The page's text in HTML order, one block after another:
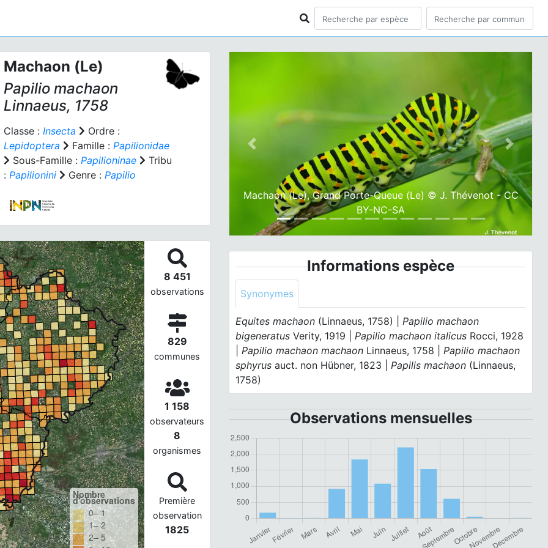
Machaon (Le)
Papilio machaon
Linnaeus, 1758
Classe : Insecta
Ordre :
Lepidoptera
Famille : Papilionidae
Sous-Famille : Papilioninae
Tribu
: Papilionini Genre : Papilio
Nombre
d'observations
0– 1
1– 2
2– 5
8 451
observations
829
communes
1 158
observateurs
8
organismes
Première
observation
1825
Machaon (Le), Grand Porte-Queue (Le) © J. Thévenot - CC
BY-NC-SA
Previous Next
Informations espèce
Synonymes
Equites machaon (Linnaeus, 1758) |Papilio machaon
bigeneratus Verity, 1919 |Papilio machaon italicus Rocci, 1928
|Papilio machaon machaon Linnaeus, 1758 |Papilio machaon
sphyrus auct. non Hübner, 1823 |Papilis machaon (Linnaeus,
1758)
Observations mensuelles